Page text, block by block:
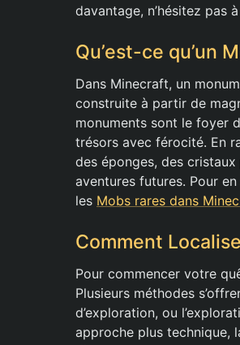
davantage, n’hésitez pas
Qu’est-ce qu’un
Dans Minecraft, un
construite à partir de
monuments sont le foyer
trésors avec férocité. En
des éponges, des
aventures futures. Pour
les Mobs rares dans
Comment
Pour commencer votre
Plusieurs méthodes
d’exploration, ou
approche plus technique,